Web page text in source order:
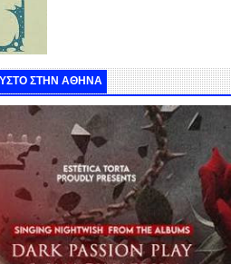
ΣΤΗΝ ΑΘΗΝΑ